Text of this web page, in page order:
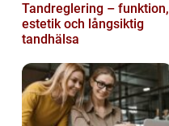
Tandreglering – funktion,
estetik och långsiktig
tandhälsa